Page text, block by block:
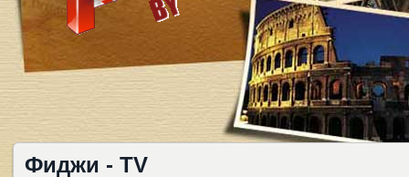
Фиджи - TV